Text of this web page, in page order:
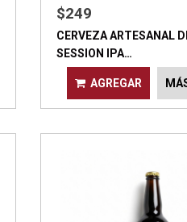
$249
CERVEZA ARTESANAL
SESSION IPA…
AGREGAR